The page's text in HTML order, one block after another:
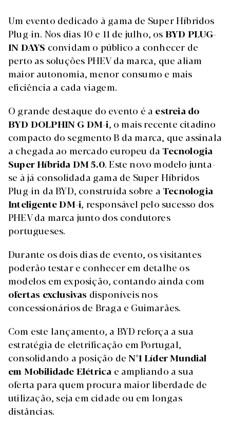
Um evento dedicado à gama de Super Híbridos
Plug-in. Nos dias 10 e 11 de julho, os BYD PLUG-
IN DAYS convidam o público a conhecer de
perto as soluções PHEV da marca, que aliam
maior autonomia, menor consumo e mais
eficiência a cada viagem.
O grande destaque do evento é a estreia do
BYD DOLPHIN G DM-i, o mais recente citadino
compacto do segmento B da marca, que assinala
a chegada ao mercado europeu da Tecnologia
Super Híbrida DM 5.0. Este novo modelo junta-
se à já consolidada gama de Super Híbridos
Plug-in da BYD, construída sobre a Tecnologia
Inteligente DM-i, responsável pelo sucesso dos
PHEV da marca junto dos condutores
portugueses.
Durante os dois dias de evento, os visitantes
poderão testar e conhecer em detalhe os
modelos em exposição, contando ainda com
ofertas exclusivas disponíveis nos
concessionários de Braga e Guimarães.
Com este lançamento, a BYD reforça a sua
estratégia de eletrificação em Portugal,
consolidando a posição de Nº1 Líder Mundial
em Mobilidade Elétrica e ampliando a sua
oferta para quem procura maior liberdade de
utilização, seja em cidade ou em longas
distâncias.